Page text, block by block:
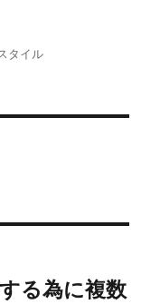
タイル
る為に複数